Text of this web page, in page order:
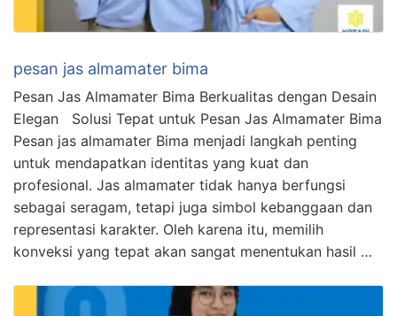
pesan jas almamater bima
Pesan Jas Almamater Bima Berkualitas dengan Desain
Elegan Solusi Tepat untuk Pesan Jas Almamater Bima
Pesan jas almamater Bima menjadi langkah penting
untuk mendapatkan identitas yang kuat dan
profesional. Jas almamater tidak hanya berfungsi
sebagai seragam, tetapi juga simbol kebanggaan dan
representasi karakter. Oleh karena itu, memilih
konveksi yang tepat akan sangat menentukan hasil …